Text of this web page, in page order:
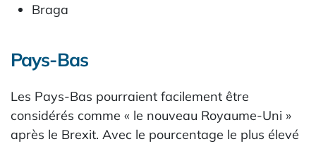
Braga
Pays-Bas
Les Pays-Bas pourraient facilement être
considérés comme « le nouveau Royaume-Uni »
après le Brexit. Avec le pourcentage le plus élevé